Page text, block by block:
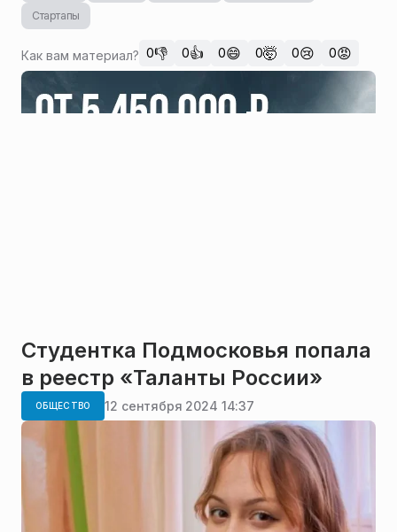
Стартапы
Как вам материал? 0👎 0👍 0😄 0🤯 0😢 0😡
Студентка Подмосковья попала
в реестр «Таланты России»
ОБЩЕСТВО 12 сентября 2024 14:37